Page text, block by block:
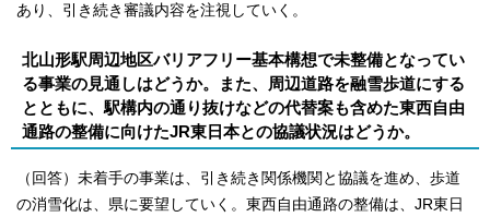
あり、引き続き審議内容を注視していく。
北山形駅周辺地区バリアフリー基本構想で未整備となってい
る事業の見通しはどうか。また、周辺道路を融雪歩道にする
とともに、駅構内の通り抜けなどの代替案も含めた東西自由
通路の整備に向けたJR東日本との協議状況はどうか。
（回答）未着手の事業は、引き続き関係機関と協議を進め、歩道
の消雪化は、県に要望していく。東西自由通路の整備は、JR東日